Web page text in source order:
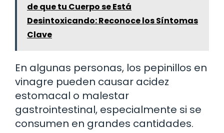
de que tu Cuerpo se Está
Desintoxicando: Reconoce los Síntomas
Clave
En algunas personas, los pepinillos en
vinagre pueden causar acidez
estomacal o malestar
gastrointestinal, especialmente si se
consumen en grandes cantidades.